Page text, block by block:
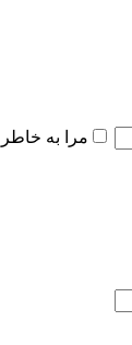
مرا به خاطر